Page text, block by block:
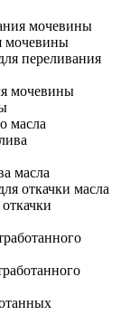
мочевины
мочевины
переливания
мочевины
масла
масла
откачки масла